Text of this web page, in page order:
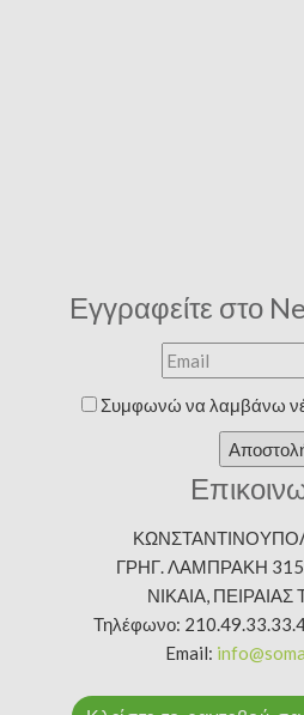
Εγγραφείτε στο
Συμφωνώ να λαμβάνω
ΓΡΗΓ. ΛΑΜΠΡΑΚΗ
ΝΙΚΑΙΑ, ΠΕΙΡΑΙΑΣ
Τηλέφωνο:
Email: